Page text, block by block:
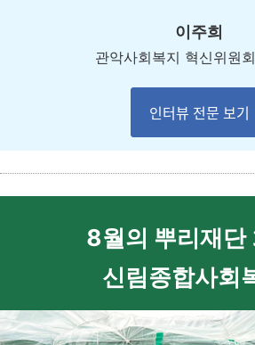
이주희
관악사회복지 혁신위원
인터뷰 전문 보기
8월의 뿌리재단
신림종합사회